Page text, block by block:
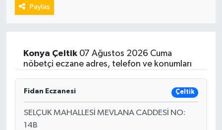
Paylaş
Konya Çeltik07 Ağustos 2026 Cuma
nöbetçi eczane adres, telefon ve konumları
Fidan Eczanesi Çeltik
SELÇUK MAHALLESİ MEVLANA CADDESİ NO:
14B
Turizm
Gazipaşa
Son Dakika Haberleri